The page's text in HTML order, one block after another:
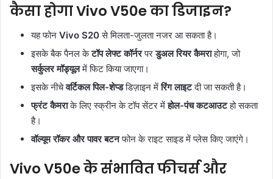
कैसा होगा Vivo V50e का डिजाइन?
यह फोन Vivo S20से मिलता-जुलता नजर आ सकता है।
इसके बैक पैनल केटॉप लेफ्ट कॉर्नरपरडुअल रियर कैमराहोगा, जो
सर्कुलर मॉड्यूलमें फिट किया जाएगा।
इसके नीचेवर्टिकल पिल-शेप्डडिज़ाइन मेंरिंग लाइटदी जा सकती है।
फ्रंट कैमराके लिए स्क्रीन के टॉप सेंटर मेंहोल-पंच कटआउटहो सकता
है।
वॉल्यूम रॉकर और पावर बटनफोन के राइट साइड में प्लेस किए जाएंगे।
Vivo V50e के संभावित फीचर्स और